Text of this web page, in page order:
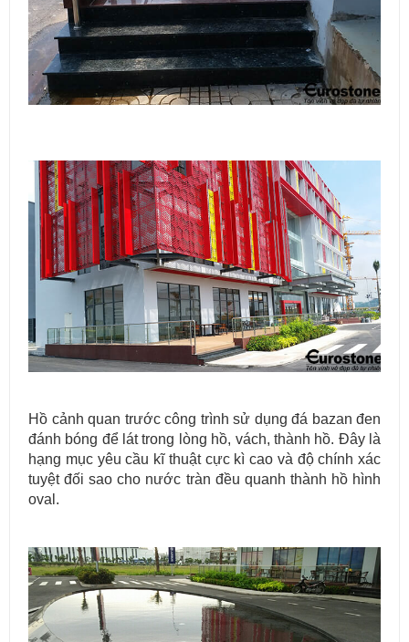
Hồ cảnh quan trước công trình sử dụng đá bazan đen
đánh bóng để lát trong lòng hồ, vách, thành hồ. Đây là
hạng mục yêu cầu kĩ thuật cực kì cao và độ chính xác
tuyệt đối sao cho nước tràn đều quanh thành hồ hình
oval.